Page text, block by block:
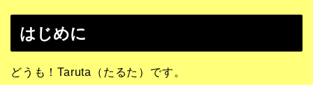
はじめに
どうも！Taruta（たるた）です。